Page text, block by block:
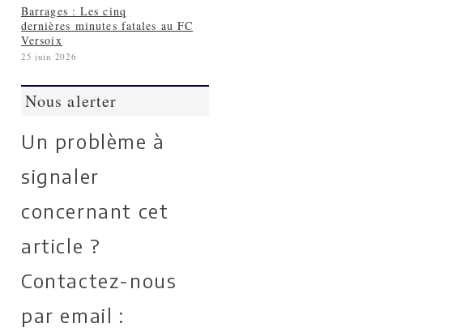
Barrages : Les cinq
dernières minutes fatales au FC
Versoix
25 juin 2026
Nous alerter
Un problème à
signaler
concernant cet
article ?
Contactez-nous
par email :